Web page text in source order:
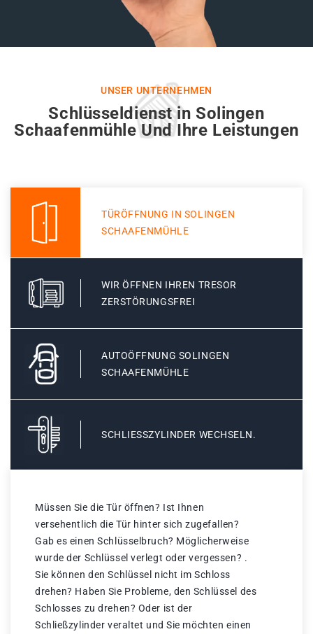
UNSER UNTERNEHMEN
Schlüsseldienst in Solingen
Schaafenmühle Und Ihre Leistungen
TÜRÖFFNUNG IN SOLINGEN
SCHAAFENMÜHLE
WIR ÖFFNEN IHREN TRESOR
ZERSTÖRUNGSFREI
AUTOÖFFNUNG SOLINGEN
SCHAAFENMÜHLE
SCHLIESSZYLINDER WECHSELN.
Müssen Sie die Tür öffnen? Ist Ihnen
versehentlich die Tür hinter sich zugefallen?
Gab es einen Schlüsselbruch? Möglicherweise
wurde der Schlüssel verlegt oder vergessen? .
Sie können den Schlüssel nicht im Schloss
drehen? Haben Sie Probleme, den Schlüssel des
Schlosses zu drehen? Oder ist der
Schließzylinder veraltet und Sie möchten einen